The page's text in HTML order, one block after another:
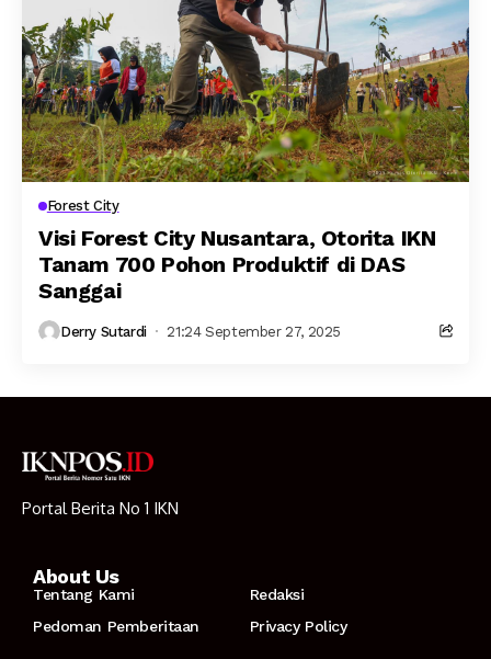
Forest City
Visi Forest City Nusantara, Otorita IKN
Tanam 700 Pohon Produktif di DAS
Sanggai
Derry Sutardi 21:24 September 27, 2025
Portal Berita No 1 IKN
About Us
Tentang Kami
Redaksi
Pedoman Pemberitaan
Privacy Policy